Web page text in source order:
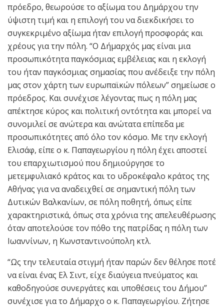
πρόεδρο, θεωρούσε το αξίωμα του Δημάρχου την
ύψιστη τιμή και η επιλογή του να διεκδικήσει το
συγκεκριμένο αξίωμα ήταν επιλογή προσφοράς και
χρέους για την πόλη. “Ο Δήμαρχός μας είναι μια
προσωπικότητα παγκόσμιας εμβέλειας και η εκλογή
του ήταν παγκόσμιας σημασίας που ανέδειξε την πόλη
μας στον χάρτη των ευρωπαϊκών πόλεων” σημείωσε ο
πρόεδρος. Και συνέχισε λέγοντας πως η πόλη μας
απέκτησε κύρος και πολιτική οντότητα και μπορεί να
συνομιλεί σε ανώτερα και ανώτατα επίπεδα με
προσωπικότητες από όλο τον κόσμο. Με την εκλογή
Ελισάφ, είπε ο κ. Παπαγεωργίου η πόλη έχει αποστεί
του επαρχιωτισμού που δημιούργησε το
μετεμφυλιακό κράτος και το υδροκέφαλο κράτος της
Αθήνας για να αναδειχθεί σε σημαντική πόλη των
Δυτικών Βαλκανίων, σε πόλη ποθητή, όπως είπε
χαρακτηριστικά, όπως στα χρόνια της απελευθέρωσης
όταν αποτελούσε τον πόθο της πατρίδας η πόλη των
Ιωαννίνων, η Κωνσταντινούπολη κτλ.
“Ως την τελευταία στιγμή ήταν παρών δεν θέλησε ποτέ
να είναι ένας Ελ Σιντ, είχε διαύγεια πνεύματος και
καθοδηγούσε συνεργάτες και υποθέσεις του Δήμου”
συνέχισε για το Δήμαρχο ο κ. Παπαγεωργίου. Ζήτησε